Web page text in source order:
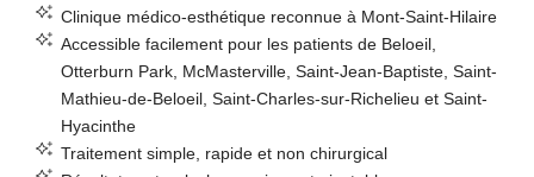
Clinique médico-esthétique reconnue à Mont-Saint-Hilaire
Accessible facilement pour les patients de Beloeil,
Otterburn Park, McMasterville, Saint-Jean-Baptiste, Saint-
Mathieu-de-Beloeil, Saint-Charles-sur-Richelieu et Saint-
Hyacinthe
Traitement simple, rapide et non chirurgical